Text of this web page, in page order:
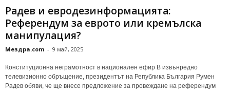
Радев и евродезинформацията:
Референдум за еврото или кремълска
манипулация?
Мездра.com - 9 май, 2025
Конституционна неграмотност в национален ефир В извънредно
телевизионно обръщение, президентът на Република България Румен
Радев обяви, че ще внесе предложение за провеждане на референдум